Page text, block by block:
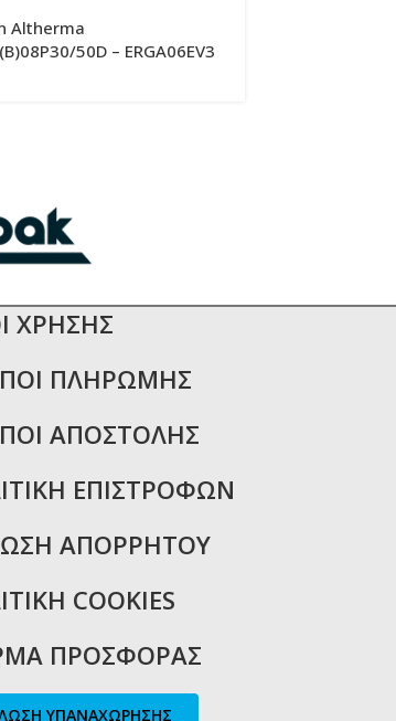
Altherma
50D – ERGA06EV3
ΧΡΗΣΗΣ
ΠΛΗΡΩΜΗΣ
ΑΠΟΣΤΟΛΗΣ
ΕΠΙΣΤΡΟΦΩΝ
ΑΠΟΡΡΗΤΟΥ
COOKIES
ΠΡΟΣΦΟΡΑΣ
ΥΠΑΝΑΧΩΡΗΣΗΣ